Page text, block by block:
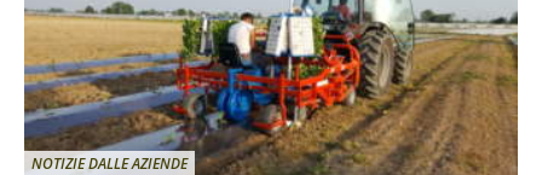
NOTIZIE DALLE AZIENDE